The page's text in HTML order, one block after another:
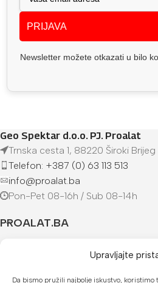
Upravljajte
Da bismo pružili najbolje iskustvo, koristimo
PRIJAVA
Newsletter možete otkazati u bilo
Geo Spektar d.o.o. PJ. Proalat
Trnska cesta 1, 88220 Široki Brijeg
Telefon: +387 (0) 63 113 513
info@proalat.ba
Pon-Pet 08-16h / Sub 08-14h
PROALAT.BA
UVJETI KUPOVINE
NAČINI PLAĆANJA